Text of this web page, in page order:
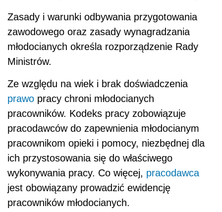
Zasady i warunki odbywania przygotowania
zawodowego oraz zasady wynagradzania
młodocianych określa rozporządzenie Rady
Ministrów.
Ze względu na wiek i brak doświadczenia
prawo pracy chroni młodocianych
pracowników. Kodeks pracy zobowiązuje
pracodawców do zapewnienia młodocianym
pracownikom opieki i pomocy, niezbędnej dla
ich przystosowania się do właściwego
wykonywania pracy. Co więcej, pracodawca
jest obowiązany prowadzić ewidencję
pracowników młodocianych.